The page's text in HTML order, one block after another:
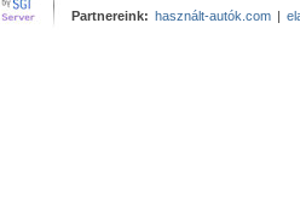
Partnereink: használt-autók.com |